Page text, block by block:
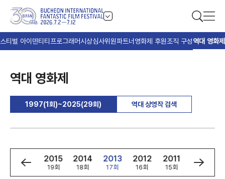
티벌 아이덴티티 프로그래머시상심사위원파트너 영화제 후원조직 구성역대 영화제
역대 영화제
1997(1회)~2025(29회) 역대 상영작 검색
2016
20회
2015
19회
2014
18회
2013
17회
2012
16회
2011
15회
2010
14회